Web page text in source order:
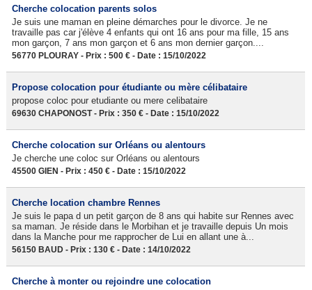
Cherche colocation parents solos
Je suis une maman en pleine démarches pour le divorce. Je ne
travaille pas car j'élève 4 enfants qui ont 16 ans pour ma fille, 15 ans
mon garçon, 7 ans mon garçon et 6 ans mon dernier garçon....
56770 PLOURAY - Prix : 500 € - Date : 15/10/2022
Propose colocation pour étudiante ou mère célibataire
propose coloc pour etudiante ou mere celibataire
69630 CHAPONOST - Prix : 350 € - Date : 15/10/2022
Cherche colocation sur Orléans ou alentours
Je cherche une coloc sur Orléans ou alentours
45500 GIEN - Prix : 450 € - Date : 15/10/2022
Cherche location chambre Rennes
Je suis le papa d un petit garçon de 8 ans qui habite sur Rennes avec
sa maman. Je réside dans le Morbihan et je travaille depuis Un mois
dans la Manche pour me rapprocher de Lui en allant une à...
56150 BAUD - Prix : 130 € - Date : 14/10/2022
Cherche à monter ou rejoindre une colocation